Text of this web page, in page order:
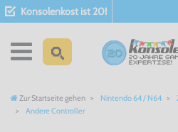
Konsolenkost ist 20!
Zur Startseite gehen Nintendo 64 / N64
Andere Controller